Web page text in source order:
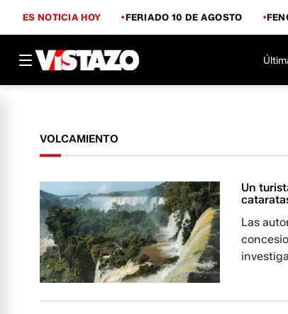
ES NOTICIA HOY FERIADO 10 DE AGOSTO
VOLCAMIENTO
Un
Las